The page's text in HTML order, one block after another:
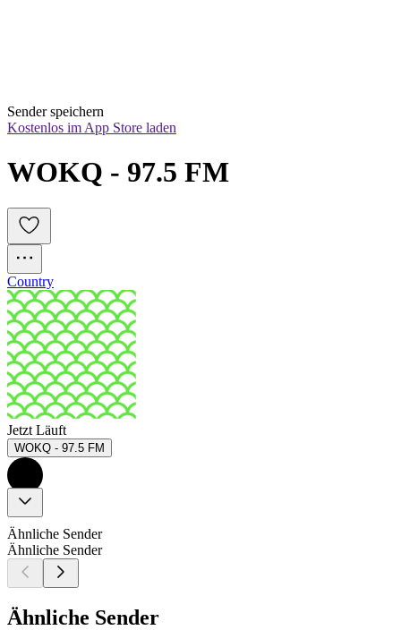
Sender speichern
Kostenlos im App Store laden
WOKQ - 97.5 FM
Country
Jetzt Läuft
WOKQ - 97.5 FM
Ähnliche Sender
Ähnliche Sender
Ähnliche Sender